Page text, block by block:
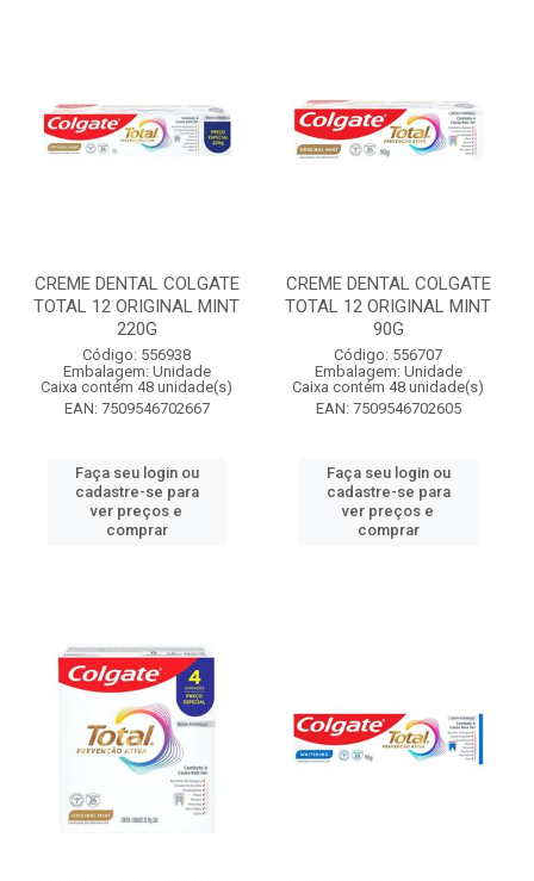
CREME DENTAL COLGATE
TOTAL 12 ORIGINAL MINT
220G
Código: 556938
Embalagem: Unidade
Caixa contém 48 unidade(s)
EAN: 7509546702667
Faça seu login ou
cadastre-se para
ver preços e
comprar
CREME DENTAL COLGATE
TOTAL 12 ORIGINAL MINT
90G
Código: 556707
Embalagem: Unidade
Caixa contém 48 unidade(s)
EAN: 7509546702605
Faça seu login ou
cadastre-se para
ver preços e
comprar